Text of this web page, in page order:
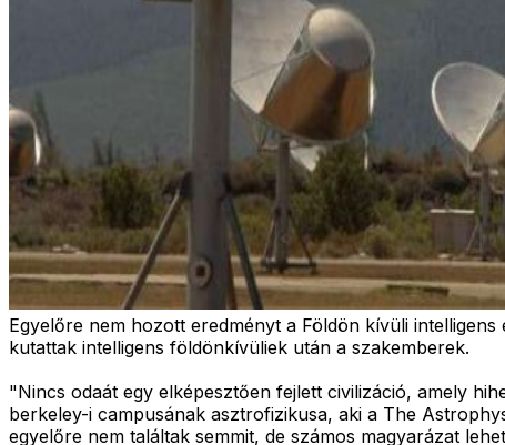
Egyelőre nem hozott eredményt a Földön kívüli
kutattak intelligens földönkívüliek után a szakemberek.
"Nincs odaát egy elképesztően fejlett civilizáció, amely
berkeley-i campusának asztrofizikusa, aki a The
egyelőre nem találtak semmit, de számos magyarázat